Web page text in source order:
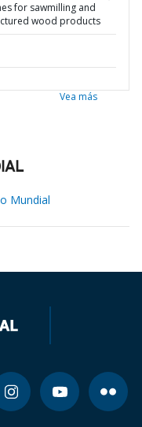
for sawmilling and
wood products
Vea más
Mundial